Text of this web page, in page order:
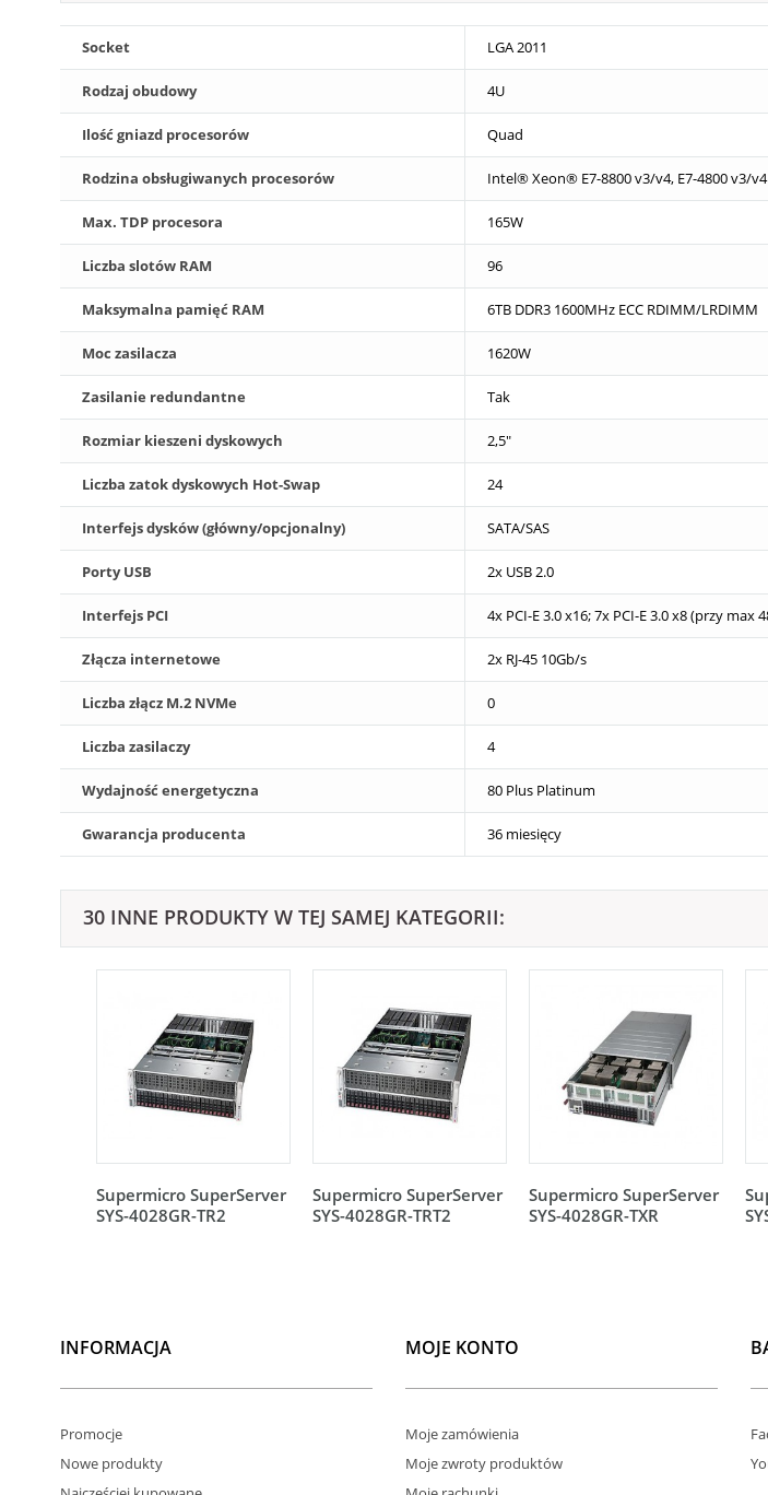
Socket LGA 2011
Rodzaj obudowy 4U
Ilość gniazd procesorów Quad
Rodzina obsługiwanych procesorów Intel® Xeon® E7-8800 v3/v4, E7-4800 v3/v4
Max. TDP procesora 165W
Liczba slotów RAM 96
Maksymalna pamięć RAM 6TB DDR3 1600MHz ECC RDIMM/LRDIMM
Moc zasilacza 1620W
Zasilanie redundantne Tak
Rozmiar kieszeni dyskowych 2,5"
Liczba zatok dyskowych Hot-Swap 24
Interfejs dysków (główny/opcjonalny) SATA/SAS
Porty USB 2x USB 2.0
Interfejs PCI 4x PCI-E 3.0 x16; 7x PCI-E 3.0 x8 (przy max
Złącza internetowe 2x RJ-45 10Gb/s
Liczba złącz M.2 NVMe 0
Liczba zasilaczy 4
Wydajność energetyczna 80 Plus Platinum
Gwarancja producenta 36 miesięcy
30 INNE PRODUKTY W TEJ SAMEJ KATEGORII:
Supermicro SuperServer
SYS-4028GR-TR2
Supermicro SuperServer
SYS-4028GR-TRT2
Supermicro SuperServer
SYS-4028GR-TXR
INFORMACJA
Promocje
Nowe produkty
MOJE KONTO
Moje zamówienia
Moje zwroty produktów